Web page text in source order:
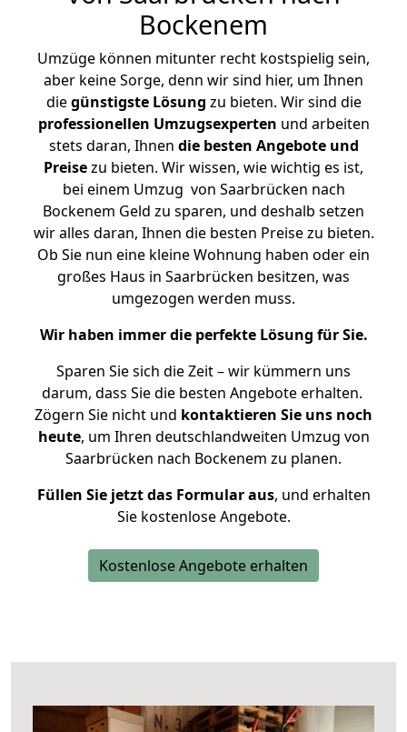
Bockenem
Umzüge können mitunter recht kostspielig sein,
aber keine Sorge, denn wir sind hier, um Ihnen
diegünstigste Lösung zu bieten. Wir sind die
professionellen Umzugsexperten und arbeiten
stets daran, Ihnen die besten Angebote und
Preisezu bieten. Wir wissen, wie wichtig es ist,
bei einem Umzug von Saarbrücken nach
Bockenem Geld zu sparen, und deshalb setzen
wir alles daran, Ihnen die besten Preise zu bieten.
Ob Sie nun eine kleine Wohnung haben oder ein
großes Haus in Saarbrücken besitzen, was
umgezogen werden muss.
Wir haben immer die perfekte Lösung für Sie.
Sparen Sie sich die Zeit – wir kümmern uns
darum, dass Sie die besten Angebote erhalten.
Zögern Sie nicht und kontaktieren Sie uns noch
heute, um Ihren deutschlandweiten Umzug von
Saarbrücken nach Bockenem zu planen.
Füllen Sie jetzt das Formular aus, und erhalten
Sie kostenlose Angebote.
Kostenlose Angebote erhalten